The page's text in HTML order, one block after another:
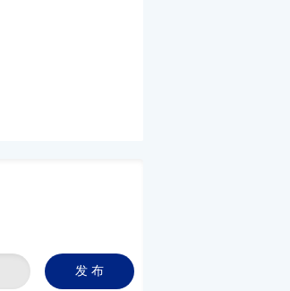
发 布